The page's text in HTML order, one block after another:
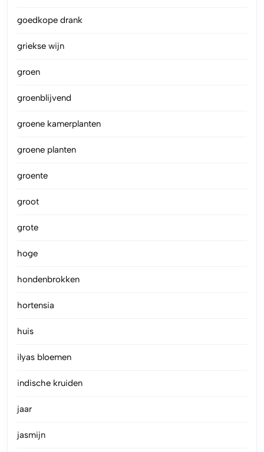
goedkope drank
griekse wijn
groen
groenblijvend
groene kamerplanten
groene planten
groente
groot
grote
hoge
hondenbrokken
hortensia
huis
ilyas bloemen
indische kruiden
jaar
jasmijn